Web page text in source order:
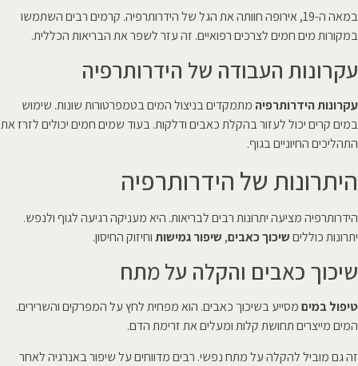
במאה ה-19, אירופה חוותה את הגל של הידרותרפיה. קרמים רבים השתמשו
במקורות מים חמים לצרכים רפואיים. זה עזר לשפר את הבריאות הכללית.
עקרונות העבודה של הידרותרפיה
עקרונות הידרותרפיה מתמקדים בניצול המים בטמפרטורות שונות. שימוש
במים קרים יכול לעזור בהקלת כאבים ודלקות. בעוד שמים חמים יכולים לזרז את
התהליכים החיוניים בגוף.
היתרונות של הידרותרפיה
הידרותרפיה מציעה יתרונות רבים לבריאות. היא מעניקה רגיעה לגוף ולנפש.
יתרונות כולליםשיכוך כאבים, שיפור גמישותוחיזוק החיסון.
שיכוך כאבים והקלה על מתח
טיפול במיםמסייע בשיכוך כאבים. הוא מפחית לחץ על המפרקים והשרירים.
המים מייצרים תחושת קלות ומעלים את זרימת הדם.
זה גם מוביל להקלה על מתח נפשי. רבים מדווחים על שיפור באנרגיה לאחר